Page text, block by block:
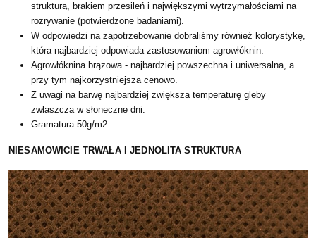
strukturą, brakiem przesileń i największymi wytrzymałościami na
rozrywanie (potwierdzone badaniami).
W odpowiedzi na zapotrzebowanie dobraliśmy również kolorystykę,
która najbardziej odpowiada zastosowaniom agrowłóknin.
Agrowłóknina brązowa - najbardziej powszechna i uniwersalna, a
przy tym najkorzystniejsza cenowo.
Z uwagi na barwę najbardziej zwiększa temperaturę gleby
zwłaszcza w słoneczne dni.
Gramatura 50g/m2
NIESAMOWICIE TRWAŁA I JEDNOLITA STRUKTURA